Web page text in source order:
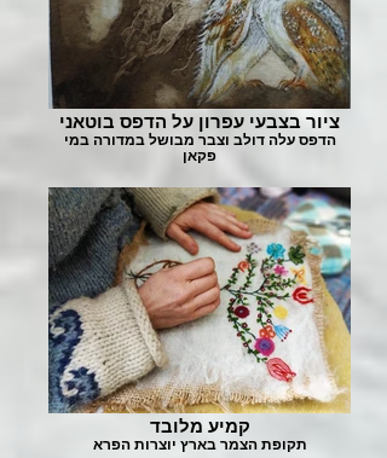
ציור בצבעי עפרון על הדפס בוטאני
הדפס עלה דולב וצבר מבושל במדורה במי
פקאן
קמיע מלובד
תקופת הצמר בארץ יוצרות הפרא